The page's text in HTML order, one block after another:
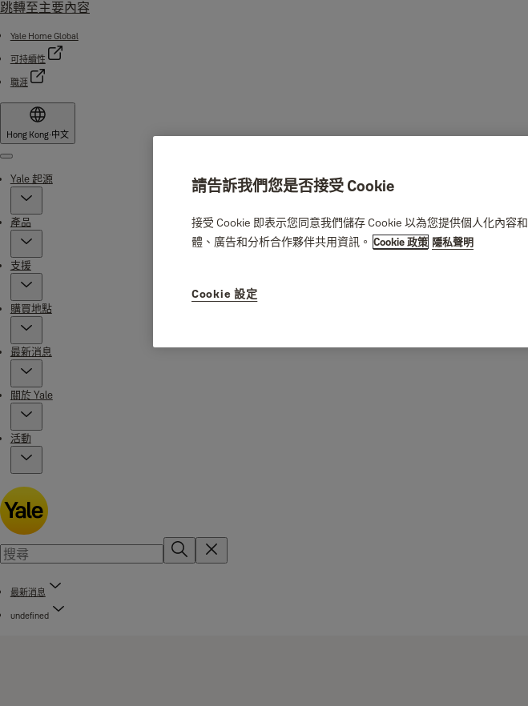
跳轉至主要內容
Yale Home Global
可持續性
職涯
Hong Kong·中文
Menu
Yale 起源
產品
支援
購買地點
最新消息
關於 Yale
活動
最新消息
undefined
請告訴我們您是否接受 Cookie
接受 Cookie 即表示您同意我們儲存 Cookie 以為您提供個人化內
體、廣告和分析合作夥伴共用資訊。 Cookie 政策 隱私聲明
Cookie 設定